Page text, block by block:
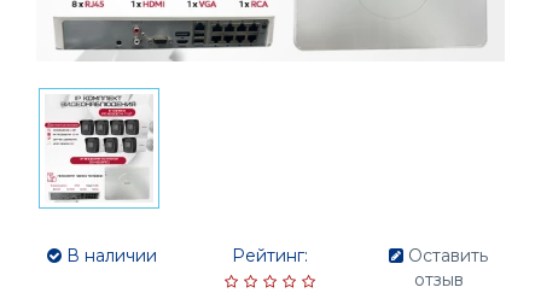
В наличии Рейтинг:
Оставить
отзыв